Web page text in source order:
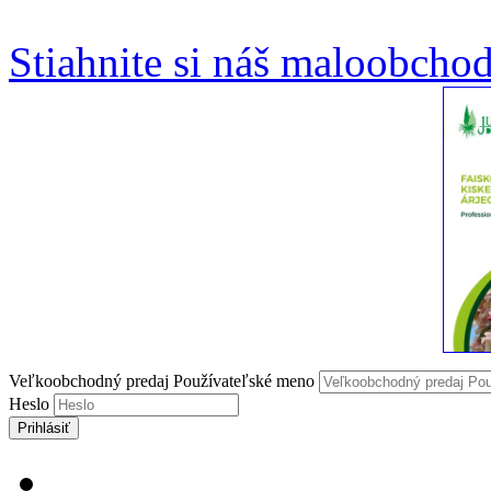
Stiahnite si náš
Veľkoobchodný predaj Používateľské meno
Heslo
Prihlásiť